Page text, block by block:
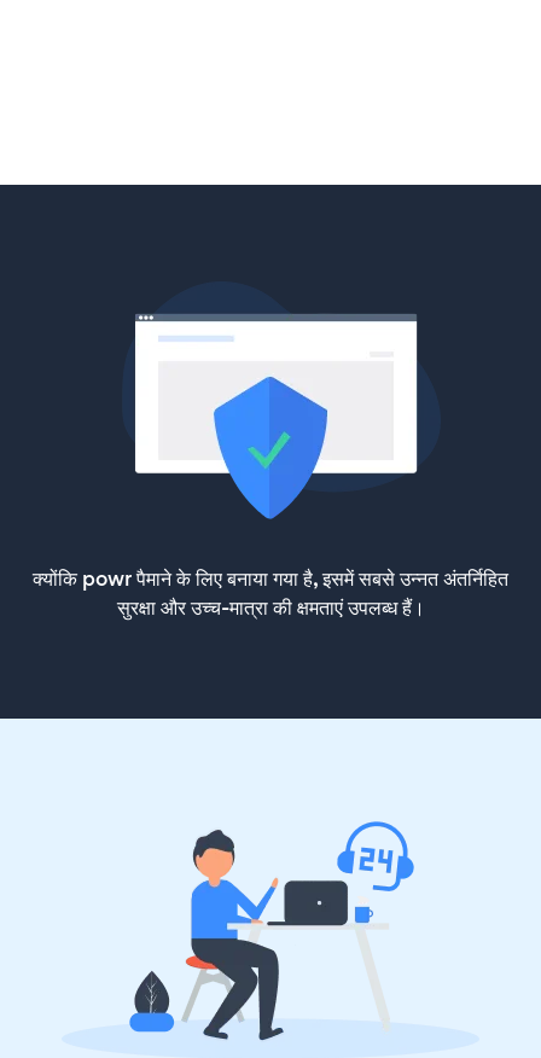
क्योंकि powr पैमाने के लिए बनाया गया है, इसमें सबसे उन्नत अंतर्निहित
सुरक्षा और उच्च-मात्रा की क्षमताएं उपलब्ध हैं।